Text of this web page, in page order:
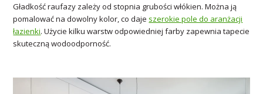
Gładkość raufazy zależy od stopnia grubości włókien. Można ją
pomalować na dowolny kolor, co daje szerokie pole do aranżacji
łazienki. Użycie kilku warstw odpowiedniej farby zapewnia tapecie
skuteczną wodoodporność.